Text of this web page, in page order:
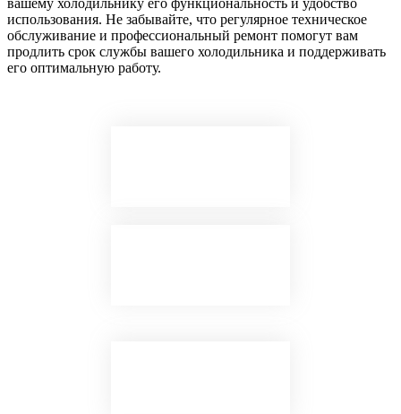
вашему холодильнику его функциональность и удобство
использования. Не забывайте, что регулярное техническое
обслуживание и профессиональный ремонт помогут вам
продлить срок службы вашего холодильника и поддерживать
его оптимальную работу.